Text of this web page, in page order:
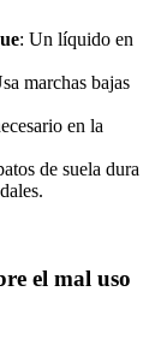
: Un líquido en
marchas bajas
en la
de suela dura
el mal uso